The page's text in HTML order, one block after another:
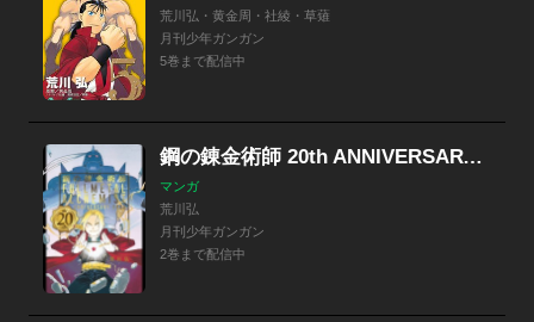
荒川弘・黄金周・社綾・草薙
月刊少年ガンガン
5巻まで配信中
鋼の錬金術師 20th ANNIVERSARY BOOK
マンガ
荒川弘
月刊少年ガンガン
2巻まで配信中